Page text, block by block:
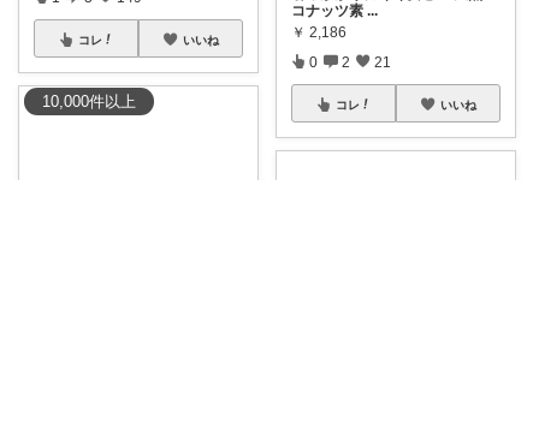
10,000件以上
コレ いいね
コナッツ素 ...
￥ 2,186
0 2 21
コレ いいね